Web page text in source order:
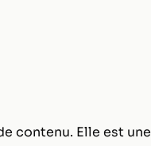
contenu. Elle est une